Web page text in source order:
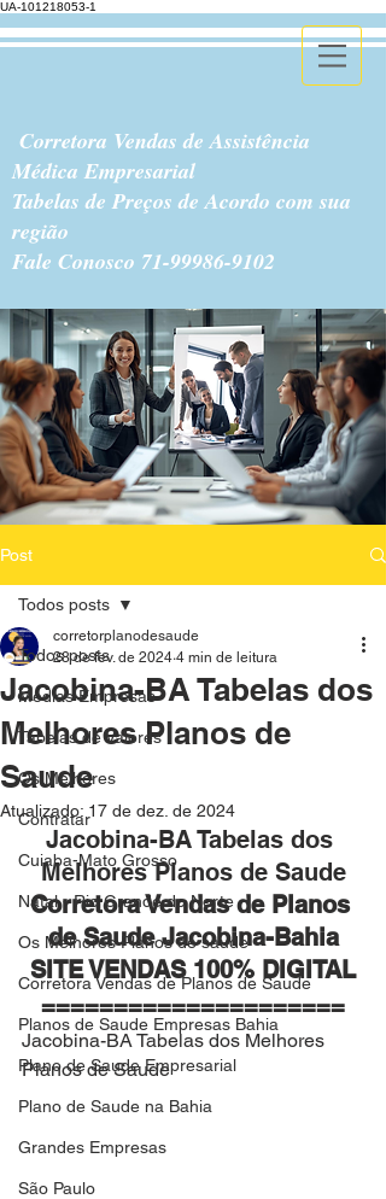
UA-101218053-1
Corretora Vendas de Assistência
Médica Empresarial
Tabelas de Preços de Acordo com sua
região
Fale Conosco 71-99986-9102
Post
Todos posts
Medias Empresas
Tabelas de Valores
Os Melhores
Contratar
Cuiaba-Mato Grosso
Natal - Rio Grande do Norte
Os Melhores Planos de saude
Corretora Vendas de Planos de Saude
Planos de Saude Empresas Bahia
Plano de Saude Empresarial
Plano de Saude na Bahia
Grandes Empresas
São Paulo
Todos posts
Jacobina-BA Tabelas dos
Melhores Planos de
Saude
corretorplanodesaude
28 de fev. de 2024 4 min de leitura
Atualizado: 17 de dez. de 2024
Jacobina-BA Tabelas dos
Melhores Planos de Saude
Corretora Vendas de Planos
de Saude Jacobina-Bahia
SITE VENDAS 100% DIGITAL
=====================
Jacobina-BA Tabelas dos Melhores
Planos de Saude